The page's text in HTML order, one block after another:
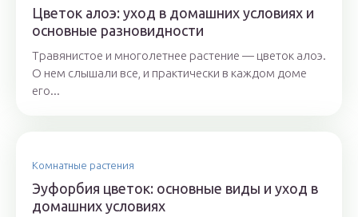
Цветок алоэ: уход в домашних условиях и
основные разновидности
Травянистое и многолетнее растение — цветок алоэ.
О нем слышали все, и практически в каждом доме
его...
Комнатные растения
Эуфорбия цветок: основные виды и уход в
домашних условиях